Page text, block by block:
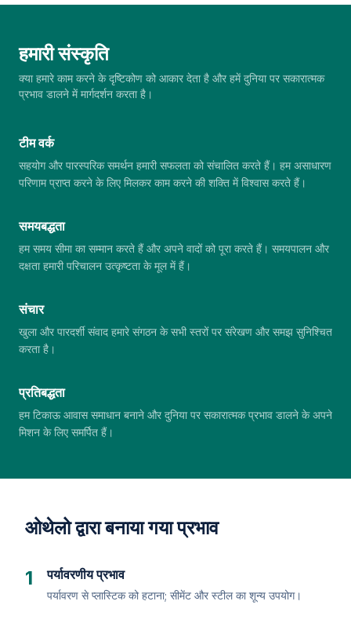
हमारी संस्कृति
क्या हमारे काम करने के दृष्टिकोण को आकार देता है और हमें दुनिया पर सकारात्मक
प्रभाव डालने में मार्गदर्शन करता है।
टीम वर्क
सहयोग और पारस्परिक समर्थन हमारी सफलता को संचालित करते हैं। हम असाधारण
परिणाम प्राप्त करने के लिए मिलकर काम करने की शक्ति में विश्वास करते हैं।
समयबद्धता
हम समय सीमा का सम्मान करते हैं और अपने वादों को पूरा करते हैं। समयपालन और
दक्षता हमारी परिचालन उत्कृष्टता के मूल में हैं।
संचार
खुला और पारदर्शी संवाद हमारे संगठन के सभी स्तरों पर संरेखण और समझ सुनिश्चित
करता है।
प्रतिबद्धता
हम टिकाऊ आवास समाधान बनाने और दुनिया पर सकारात्मक प्रभाव डालने के अपने
मिशन के लिए समर्पित हैं।
ओथेलो द्वारा बनाया गया प्रभाव
1 पर्यावरणीय प्रभाव
पर्यावरण से प्लास्टिक को हटाना; सीमेंट और स्टील का शून्य उपयोग।